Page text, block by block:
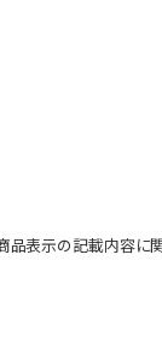
表示の記載内容に